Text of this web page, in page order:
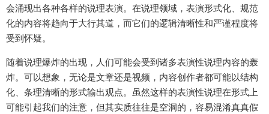
会涌现出各种各样的说理表演。在说理领域，表演形式化、规范
化的内容将趋向于大行其道，而它们的逻辑清晰性和严谨程度将
受到怀疑。
随着说理爆炸的出现，人们可能会受到诸多表演性说理内容的轰
炸。可以想象，无论是文章还是视频，内容创作者都可能以结构
化、条理清晰的形式输出观点。虽然这样的表演性说理在形式上
可能引起我们的注意，但其实质往往是空洞的，容易混淆真真假